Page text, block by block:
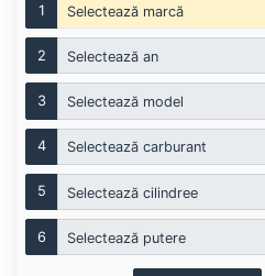
1 Selectează marcă
2 Selectează an
3 Selectează model
4 Selectează carburant
5 Selectează cilindree
6 Selectează putere